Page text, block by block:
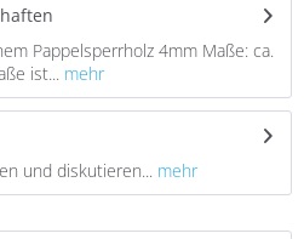
Pappelsperrholz 4mm Maße: ca.
ist... mehr
und diskutieren... mehr